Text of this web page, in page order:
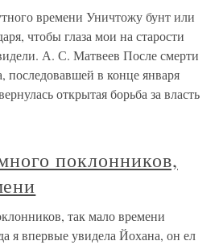
времени Уничтожу бунт или
чтобы глаза мои на старости
А. С. Матвеев После смерти
последовавшей в конце января
открытая борьба за власть
поклонников,
так мало времени
я впервые увидела Йохана, он ел